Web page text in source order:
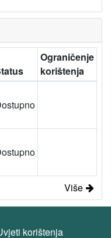
Ograničenje
korištenja
Više
korištenja